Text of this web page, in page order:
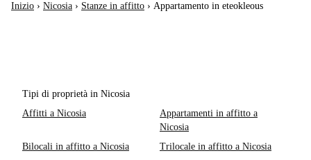
Inizio › Nicosia › Stanze in affitto › Appartamento in eteokleous
Tipi di proprietà in Nicosia
Affitti a Nicosia
Appartamenti in affitto a
Nicosia
Bilocali in affitto a Nicosia
Trilocale in affitto a Nicosia